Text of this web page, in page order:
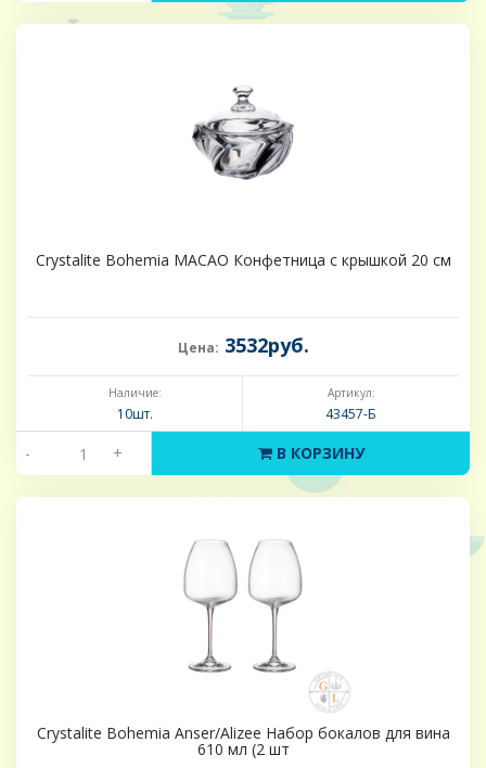
Crystalite Bohemia MACAO Конфетница с крышкой 20 см
Цена: 3532руб.
Наличие:
10шт.
Артикул:
43457-Б
- + В КОРЗИНУ
Crystalite Bohemia Anser/Alizee Набор бокалов для вина
610 мл (2 шт